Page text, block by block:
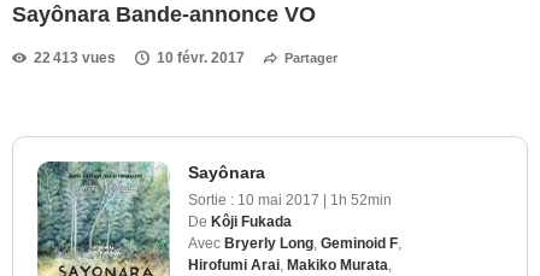
Sayônara Bande-annonce VO
22 413 vues 10 févr. 2017 Partager
Sayônara
Sortie : 10 mai 2017 | 1h 52min
De Kôji Fukada
Avec Bryerly Long Geminoid F
Hirofumi Arai Makiko Murata